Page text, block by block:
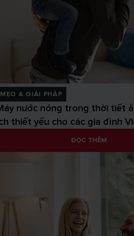
MẸO & GIẢI PHÁP
nước nóng trong thời tiết
thiết yếu cho các gia đình
ĐỌC THÊM